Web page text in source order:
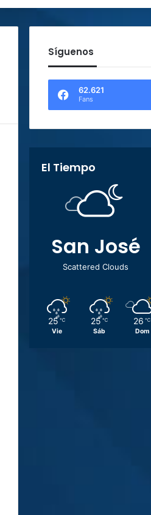
Síguenos
62.621
Fans
El Tiempo
San José
Scattered Clouds
25 ℃
Vie
25 ℃
Sáb
26 ℃
Dom